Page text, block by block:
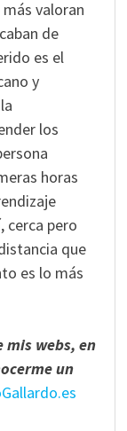
valoran
de
es el
y
los
horas
cerca pero
que
es lo más
mis webs, en
un